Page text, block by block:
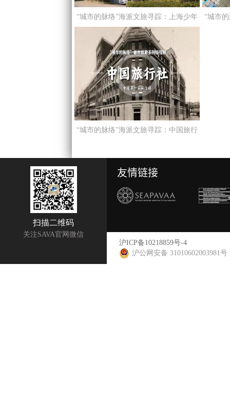
“城市的脉络”海派文旅寻踪：上海少年
儿童读书馆——上海第一家儿童图书馆
“城市
“城市的脉络”海派文旅寻踪：中国旅行
扫描二维码
关注SAVA官网微信
友情链接
沪ICP备10218859号-4
沪公网安备 31010602003981号